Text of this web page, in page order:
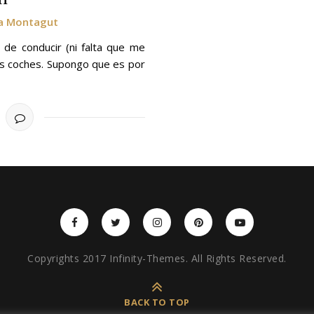
Montagut
conducir (ni falta que me
coches. Supongo que es por
Copyrights 2017 Infinity-Themes. All Rights Reserved.
BACK TO TOP